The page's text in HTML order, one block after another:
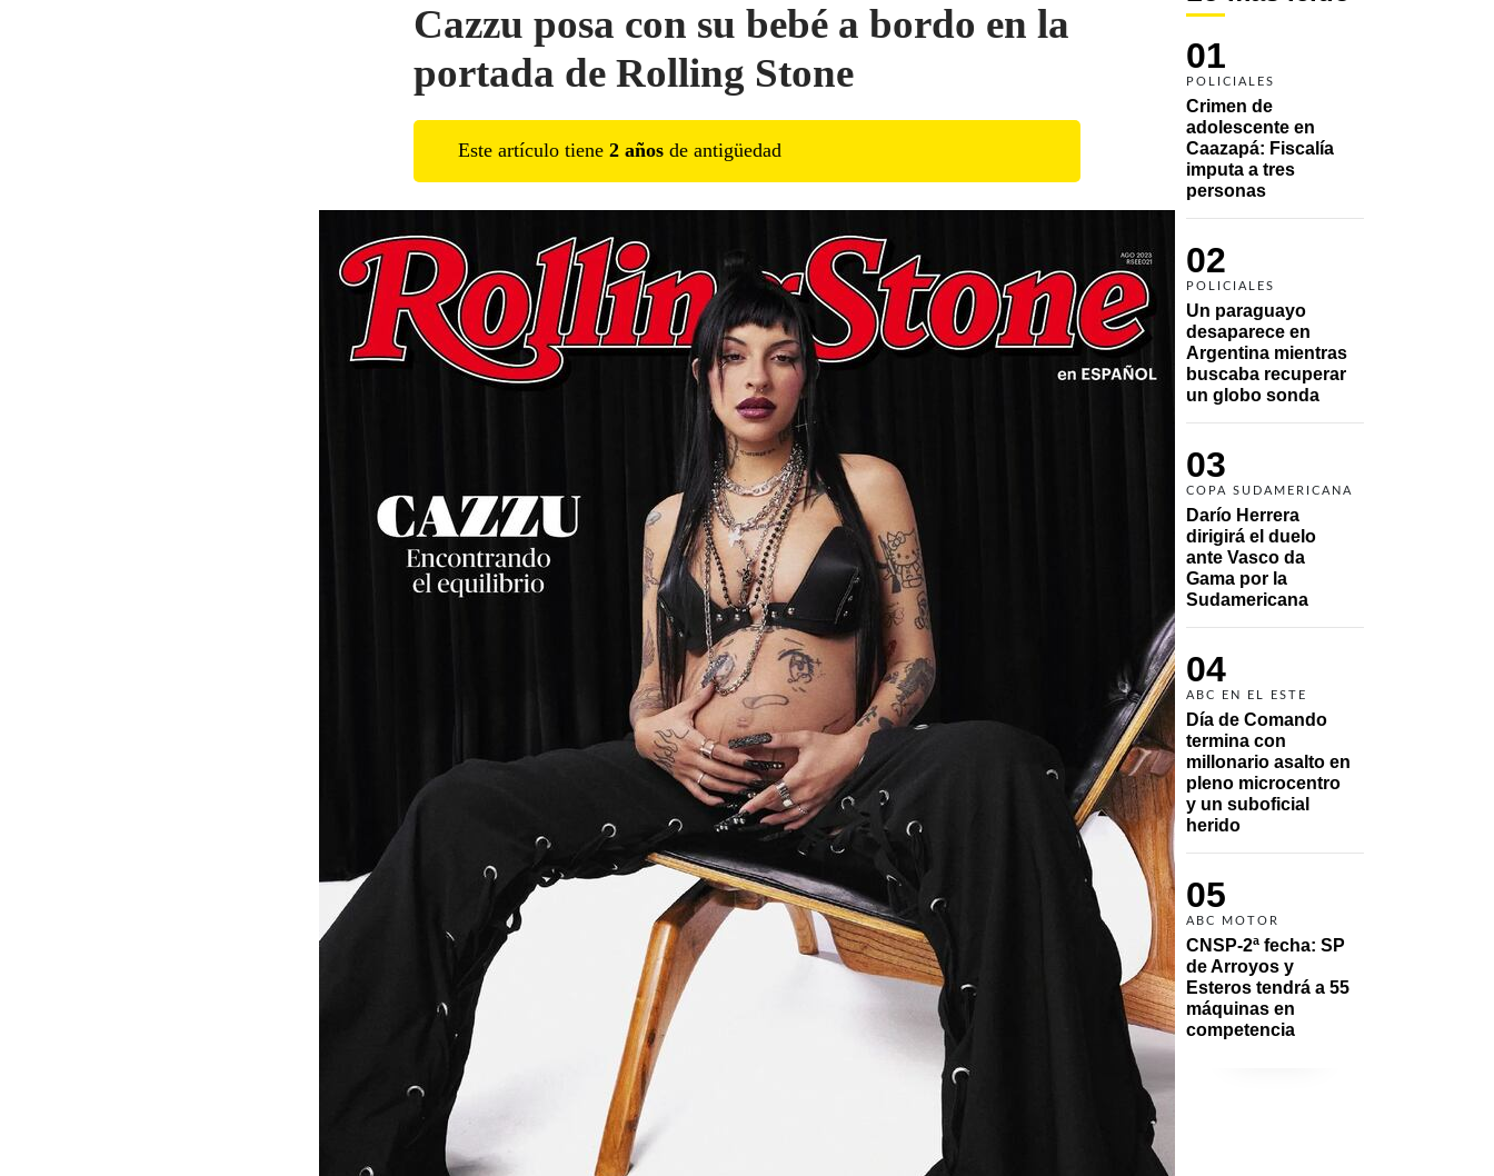
01
POLICIALES
Crimen de
adolescente en
Caazapá: Fiscalía
imputa a tres
personas
02
POLICIALES
Un paraguayo
desaparece en
Argentina mientras
buscaba recuperar
un globo sonda
03
COPA SUDAMERICANA
Darío Herrera
dirigirá el duelo
ante Vasco da
Gama por la
Sudamericana
04
ABC EN EL ESTE
Día de Comando
termina con
millonario asalto en
pleno microcentro
y un suboficial
herido
05
ABC MOTOR
CNSP-2ª fecha: SP
de Arroyos y
Esteros tendrá a 55
máquinas en
competencia
Cazzu posa con su bebé a bordo en la
portada de Rolling Stone
Este artículo tiene 2 años de antigüedad